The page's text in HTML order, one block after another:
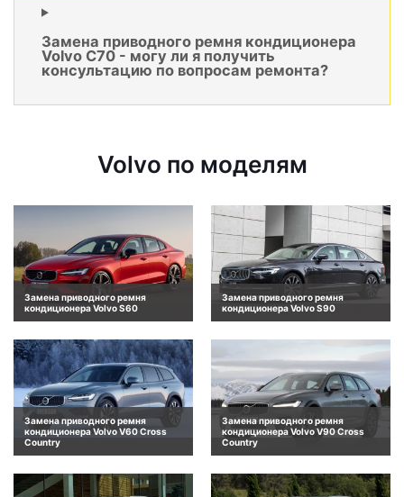
Замена приводного ремня кондиционера
Volvo C70 - могу ли я получить
консультацию по вопросам ремонта?
Volvo по моделям
Замена приводного ремня
кондиционера Volvo S60
Замена приводного ремня
кондиционера Volvo S90
Замена приводного ремня
кондиционера Volvo V60 Cross
Country
Замена приводного ремня
кондиционера Volvo V90 Cross
Country